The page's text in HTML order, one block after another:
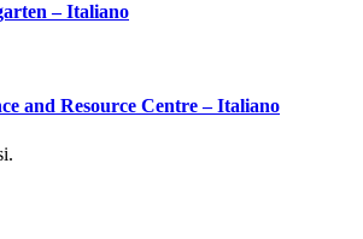
– Italiano
and Resource Centre – Italiano